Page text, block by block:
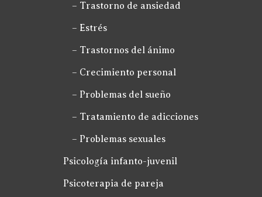
– Trastorno de ansiedad
– Estrés
– Trastornos del ánimo
– Crecimiento personal
– Problemas del sueño
– Tratamiento de adicciones
– Problemas sexuales
Psicología infanto-juvenil
Psicoterapia de pareja